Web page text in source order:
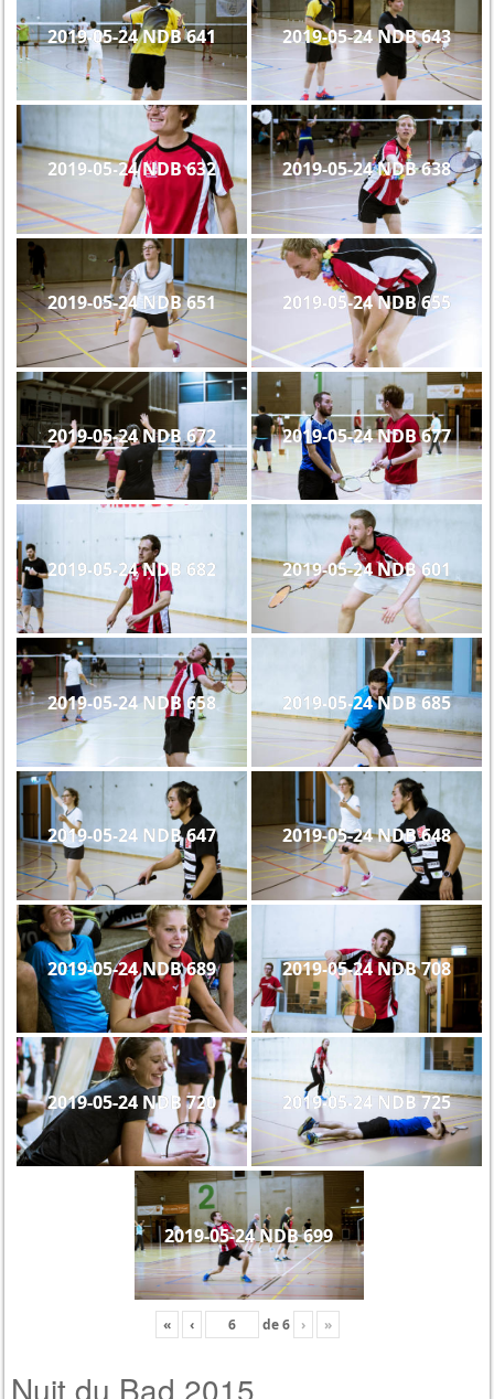
2019-05-24 NDB 641 2019-05-24 NDB 643
2019-05-24 NDB 632 2019-05-24 NDB 638
2019-05-24 NDB 651 2019-05-24 NDB 655
2019-05-24 NDB 672 2019-05-24 NDB 677
2019-05-24 NDB 682 2019-05-24 NDB 601
2019-05-24 NDB 658 2019-05-24 NDB 685
2019-05-24 NDB 647 2019-05-24 NDB 648
2019-05-24 NDB 689 2019-05-24 NDB 708
2019-05-24 NDB 720 2019-05-24 NDB 725
2019-05-24 NDB 699
« ‹ de6 › »
Nuit du Bad 2015